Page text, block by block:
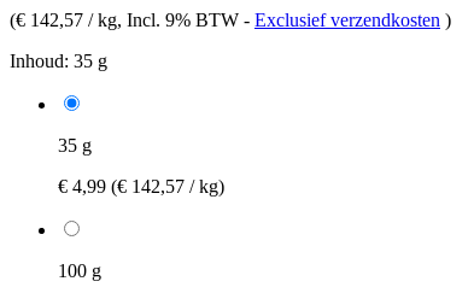
(€ 142,57 / kg, Incl. 9% BTW - Exclusief verzendkosten )
Inhoud: 35 g
35 g
€ 4,99 (€ 142,57 / kg)
100 g